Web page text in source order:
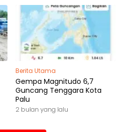
Berita Utama
Gempa Magnitudo 6,7
Guncang Tenggara Kota
Palu
2 bulan yang lalu